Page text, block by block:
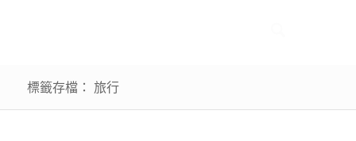
標籤存檔： 旅行